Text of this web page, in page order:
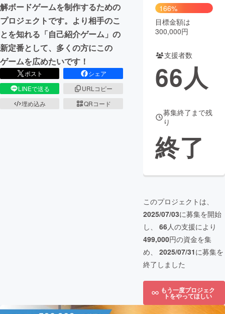
CAMPFIRE for Social Good
CAMPFIRE Creation
CAMPFIREふるさと納税machi-ya コミュニティ
解ボードゲームを制作するための
プロジェクトです。より相手のこ
とを知れる「自己紹介ゲーム」の
新定番として、多くの方にこの
ゲームを広めたいです！
ポスト
シェア
LINEで送る
URLコピー
埋め込み
QRコード
166%
目標金額は
300,000円
支援者数
66人
募集終了まで残
り
終了
このプロジェクトは、
2025/07/03に募集を開始
し、 66人の支援により
499,000円の資金を集
め、 2025/07/31に募集を
終了しました
もう一度プロジェク
トをやってほしい